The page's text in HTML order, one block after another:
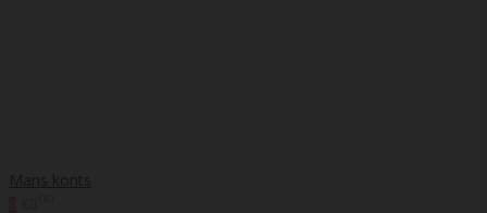
Mans konts